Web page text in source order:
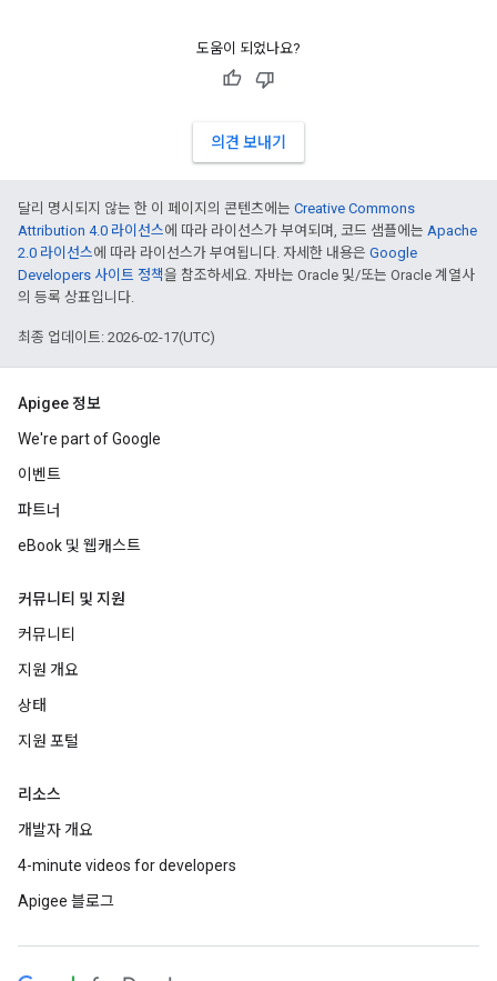
도움이 되었나요?
의견 보내기
달리 명시되지 않는 한 이 페이지의 콘텐츠에는 Creative Commons
Attribution 4.0 라이선스에 따라 라이선스가 부여되며, 코드 샘플에는 Apache
2.0 라이선스에 따라 라이선스가 부여됩니다. 자세한 내용은 Google
Developers 사이트 정책을 참조하세요. 자바는 Oracle 및/또는 Oracle 계열사
의 등록 상표입니다.
최종 업데이트: 2026-02-17(UTC)
Apigee 정보
We're part of Google
이벤트
파트너
eBook 및 웹캐스트
커뮤니티 및 지원
커뮤니티
지원 개요
상태
지원 포털
리소스
개발자 개요
4-minute videos for developers
Apigee 블로그